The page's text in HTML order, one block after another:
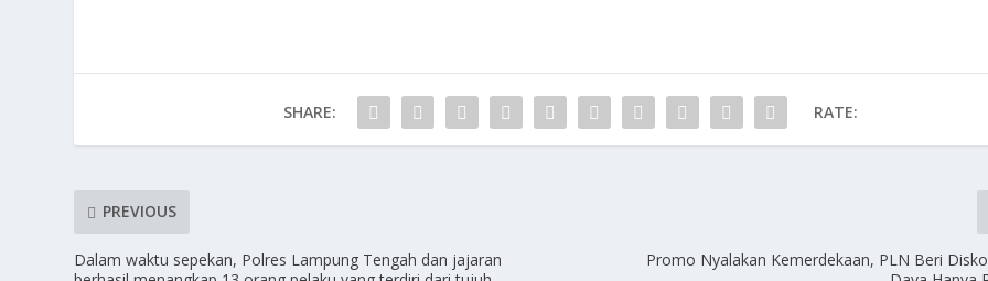
SHARE: RATE:
PREVIOUS
Dalam waktu sepekan, Polres Lampung Tengah dan jajaran
Promo Nyalakan Kemerdekaan, PLN Beri